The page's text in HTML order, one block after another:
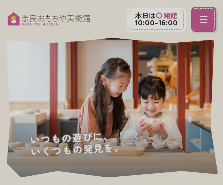
本日は 開館
10:00-16:00
いつもの遊びに、
いくつもの発見を。